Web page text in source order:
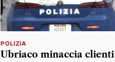
POLIZIA
Ubriaco minaccia clienti